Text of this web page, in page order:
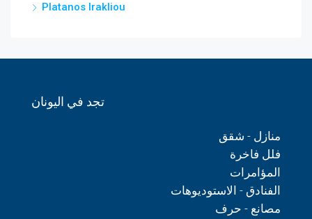
Platanos Irakliou
تجد في اليونان
منازل - شقق
فلل فاخرة
المؤامرات
الفنادق - الاستوديوهات
مصانع - حرف